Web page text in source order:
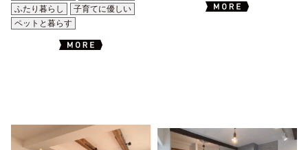
ふたり暮らし
子育てに優しい
ペットと暮らす